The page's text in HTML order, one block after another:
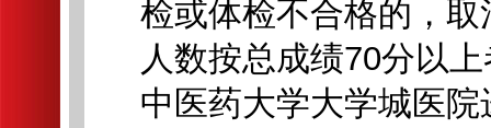
检或体检不合格的，
人数按总成绩70分以
中医药大学大学城医